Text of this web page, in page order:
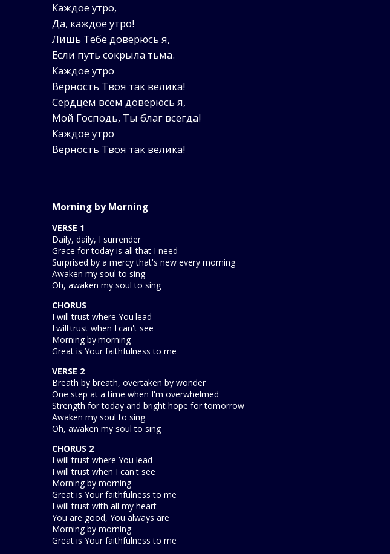
Каждое утро,
Да, каждое утро!
Лишь Тебе доверюсь я,
Если путь сокрыла тьма.
Каждое утро
Верность Твоя так велика!
Сердцем всем доверюсь я,
Мой Господь, Ты благ всегда!
Каждое утро
Верность Твоя так велика!
Morning by Morning
VERSE 1
Daily, daily, I surrender
Grace for today is all that I need
Surprised by a mercy that's new every morning
Awaken my soul to sing
Oh, awaken my soul to sing
CHORUS
I will trust where You lead
I will trust when I can't see
Morning by morning
Great is Your faithfulness to me
VERSE 2
Breath by breath, overtaken by wonder
One step at a time when I'm overwhelmed
Strength for today and bright hope for tomorrow
Awaken my soul to sing
Oh, awaken my soul to sing
CHORUS 2
I will trust where You lead
I will trust when I can't see
Morning by morning
Great is Your faithfulness to me
I will trust with all my heart
You are good, You always are
Morning by morning
Great is Your faithfulness to me